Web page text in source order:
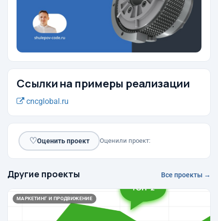
Ссылки на примеры реализации
cncglobal.ru
♡Оценить проект Оценили проект:
Другие проекты Все проекты →
МАРКЕТИНГ И ПРОДВИЖЕНИЕ